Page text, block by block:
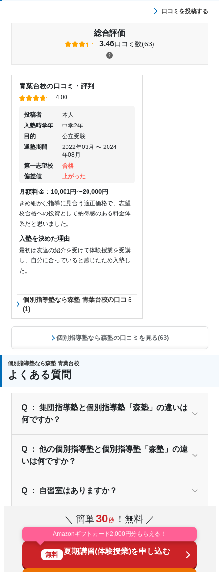
口コミを投稿する
総合評価
3.46口コミ数(63)
青葉台校の口コミ・評判
4.00
投稿者
本人
入塾時学年
中学2年
目的
公立受験
通塾期間
2022年03月 〜 2024
年08月
第一志望校
合格
偏差値
上がった
月額料金：10,001円〜20,000円
きめ細かな指導に見合う適正価格で、志望
校合格への投資として納得感のある料金体
系だと思いました。
入塾を決めた理由
最初は友達の紹介を受けて体験授業を受講
し、自分に合っていると感じたため入塾し
た。
個別指導塾なら森塾 青葉台校の口コミ
(1)
個別指導塾なら森塾の口コミを見る(63)
個別指導塾なら森塾 青葉台校
よくある質問
Q ： 集団指導塾と個別指導塾「森塾」の違いは
何ですか？
Q ： 他の個別指導塾と個別指導塾「森塾」の違
いは何ですか？
Q ： 自習室はありますか？
＼ 簡単30秒 ！無料 ／
Amazonギフトカード2,000円分もらえる！
無料 夏期講習(体験授業)を申し込む